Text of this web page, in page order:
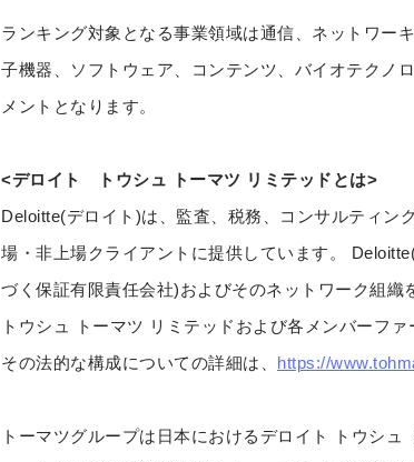
ランキング対象となる事業領域は通信、ネットワー
子機器、ソフトウェア、コンテンツ、バイオテクノ
メントとなります。
<デロイト トウシュ トーマツ リミテッドとは>
Deloitte(デロイト)は、監査、税務、コンサルティン
場・非上場クライアントに提供しています。
づく保証有限責任会社)およびそのネットワーク組
トウシュ トーマツ リミテッドおよび各メンバーフ
その法的な構成についての詳細は、 https://
トーマツグループは日本におけるデロイト トウシ